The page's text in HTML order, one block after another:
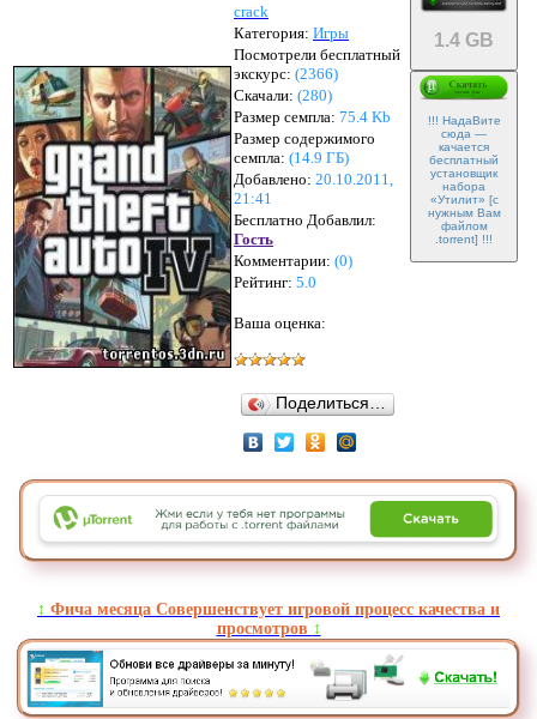
crack
1.4 GB
!!! НадаВите
сюда —
качается
бесплатный
установщик
набора
«Утилит» [с
нужным Вам
файлом
.torrent] !!!
Категория: Игры
Посмотрели бесплатный
экскурс: (2366)
Скачали: (280)
Размер семпла: 75.4 Kb
Размер содержимого
семпла: (14.9 ГБ)
Добавлено: 20.10.2011,
21:41
Бесплатно Добавлил:
Гость
Комментарии: (0)
Рейтинг: 5.0
Ваша оценка:
Поделиться…
↕️ Фича месяца Совершенствует игровой процесс качества и
просмотров ↕️